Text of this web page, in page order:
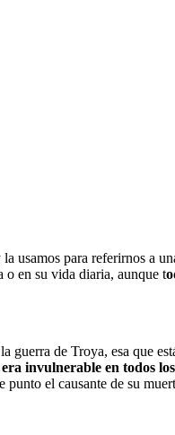
usamos para referirnos a
o en su vida diaria, aunque t
guerra de Troya, esa que
era invulnerable en todos
punto el causante de su